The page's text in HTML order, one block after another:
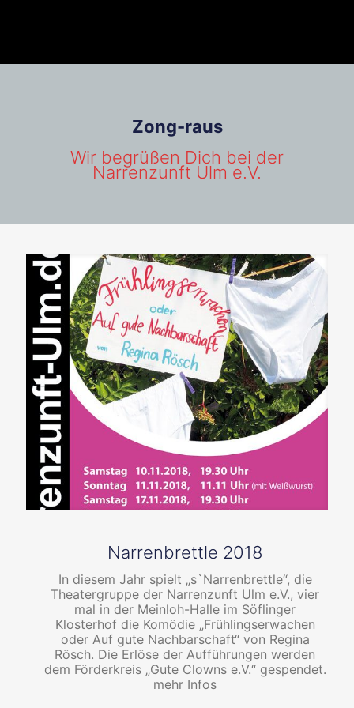
Zong-raus
Wir begrüßen Dich bei der
Narrenzunft Ulm e.V.
Narrenbrettle 2018
In diesem Jahr spielt „s`Narrenbrettle“, die
Theatergruppe der Narrenzunft Ulm e.V., vier
mal in der Meinloh-Halle im Söflinger
Klosterhof die Komödie „Frühlingserwachen
oder Auf gute Nachbarschaft“ von Regina
Rösch. Die Erlöse der Aufführungen werden
dem Förderkreis „Gute Clowns e.V.“ gespendet.
mehr Infos